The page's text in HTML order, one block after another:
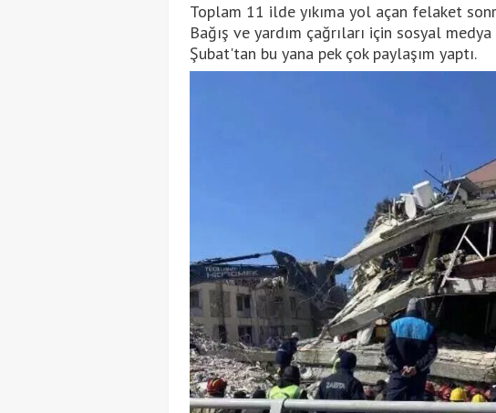
Toplam 11 ilde yıkıma yol açan felaket
Bağış ve yardım çağrıları için sosyal
Şubat'tan bu yana pek çok paylaşım yaptı.